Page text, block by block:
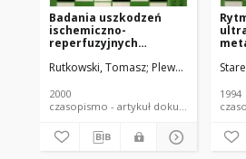
Badania uszkodzeń
ischemiczno-
reperfuzyjnych
dotychczasowe
Rutkowski, Tomasz Plewk, Andrzej
2000
czasopismo - artykuł dokument
-
1994